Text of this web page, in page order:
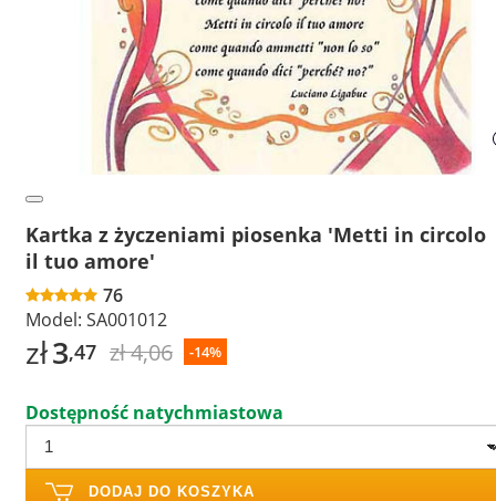
Kartka z życzeniami piosenka 'Metti in circolo
il tuo amore'
76
Model: SA001012
zł3,47 zł 4,06 -14%
Dostępność natychmiastowa
DODAJ DO KOSZYKA